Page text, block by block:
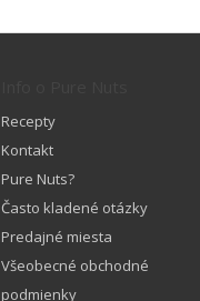
Recepty
Kontakt
Pure Nuts?
Často kladené otázky
Predajné miesta
Všeobecné obchodné
podmienky